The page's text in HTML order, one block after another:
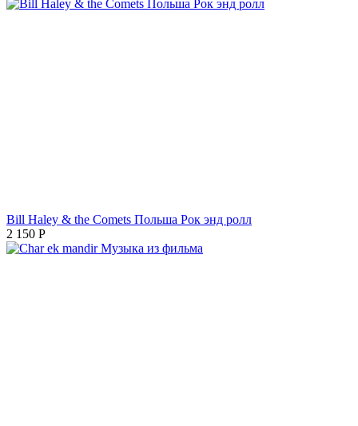
Bill Haley & the Comets Польша Рок энд ролл
2 150 Р